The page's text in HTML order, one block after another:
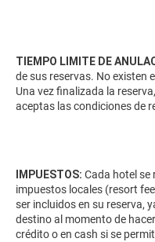
TIEMPO LIMITE DE
de sus reservas. No existen
Una vez finalizada la
aceptas las condiciones de
IMPUESTOS: Cada hotel se
impuestos locales (resort
ser incluidos en su reserva,
destino al momento de
crédito o en cash si se